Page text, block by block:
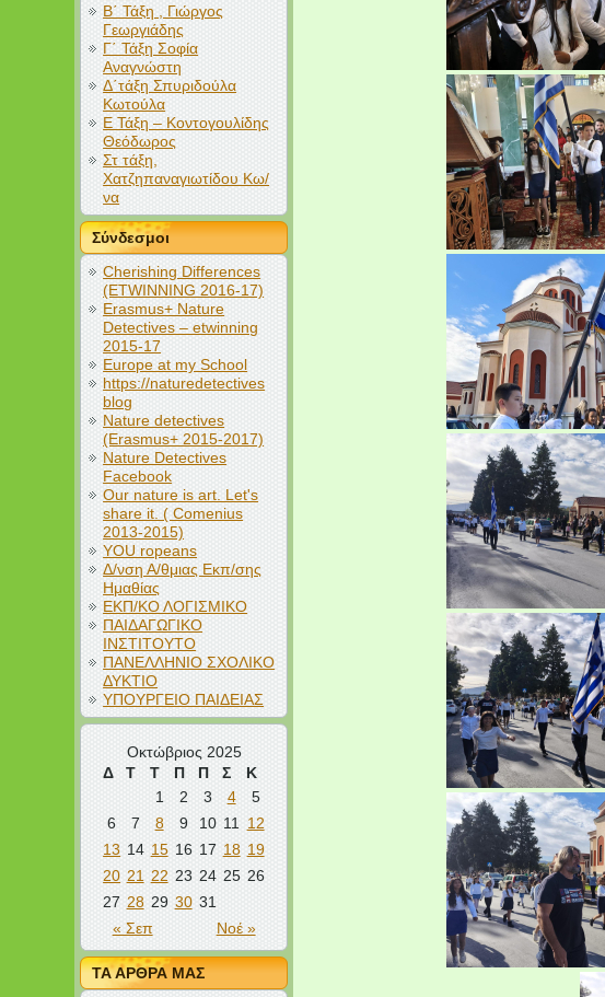
Β΄ Τάξη , Γιώργος
Γεωργιάδης
Γ΄ Τάξη Σοφία
Αναγνώστη
Δ΄τάξη Σπυριδούλα
Κωτούλα
Ε Τάξη – Κοντογουλίδης
Θεόδωρος
Στ τάξη,
Χατζηπαναγιωτίδου Κω/
να
Σύνδεσμοι
Cherishing Differences
(ETWINNING 2016-17)
Erasmus+ Nature
Detectives – etwinning
2015-17
Europe at my School
https://naturedetectives
blog
Nature detectives
(Erasmus+ 2015-2017)
Nature Detectives
Facebook
Our nature is art. Let's
share it. ( Comenius
2013-2015)
YOU ropeans
Δ/νση Α/θμιας Εκπ/σης
Ημαθίας
ΕΚΠ/ΚΟ ΛΟΓΙΣΜΙΚΟ
ΠΑΙΔΑΓΩΓΙΚΟ
ΙΝΣΤΙΤΟΥΤΟ
ΠΑΝΕΛΛΗΝΙΟ ΣΧΟΛΙΚΟ
ΔΥΚΤΙΟ
ΥΠΟΥΡΓΕΙΟ ΠΑΙΔΕΙΑΣ
Οκτώβριος 2025
Δ
Τ Τ Π Π Σ Κ
« Σεπ Νοέ »
1 2 3 4
5
6
7 8 9 10 11
12
13 14 15 16 17 18 19
20 21 22 23 24 25 26
27 28 29 30 31
ΤΑ ΑΡΘΡΑ ΜΑΣ